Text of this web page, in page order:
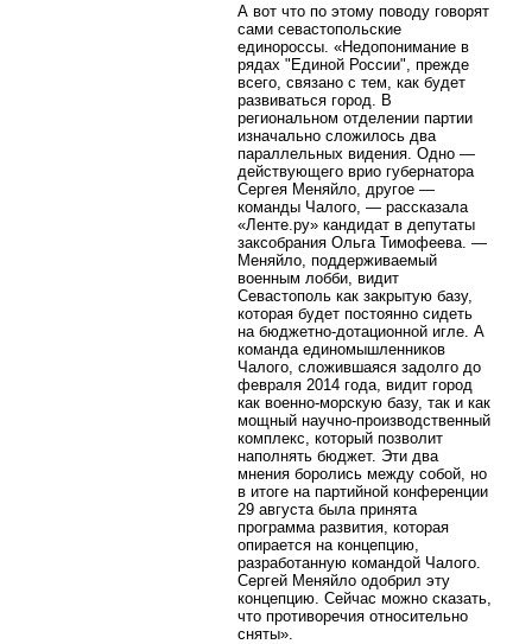
А вот что по этому поводу говорят
сами севастопольские
единороссы. «Недопонимание в
рядах "Единой России", прежде
всего, связано с тем, как будет
развиваться город. В
региональном отделении партии
изначально сложилось два
параллельных видения. Одно —
действующего врио губернатора
Сергея Меняйло, другое —
команды Чалого, — рассказала
«Ленте.ру» кандидат в депутаты
заксобрания Ольга Тимофеева. —
Меняйло, поддерживаемый
военным лобби, видит
Севастополь как закрытую базу,
которая будет постоянно сидеть
на бюджетно-дотационной игле. А
команда единомышленников
Чалого, сложившаяся задолго до
февраля 2014 года, видит город
как военно-морскую базу, так и как
мощный научно-производственный
комплекс, который позволит
наполнять бюджет. Эти два
мнения боролись между собой, но
в итоге на партийной конференции
29 августа была принята
программа развития, которая
опирается на концепцию,
разработанную командой Чалого.
Сергей Меняйло одобрил эту
концепцию. Сейчас можно сказать,
что противоречия относительно
сняты».